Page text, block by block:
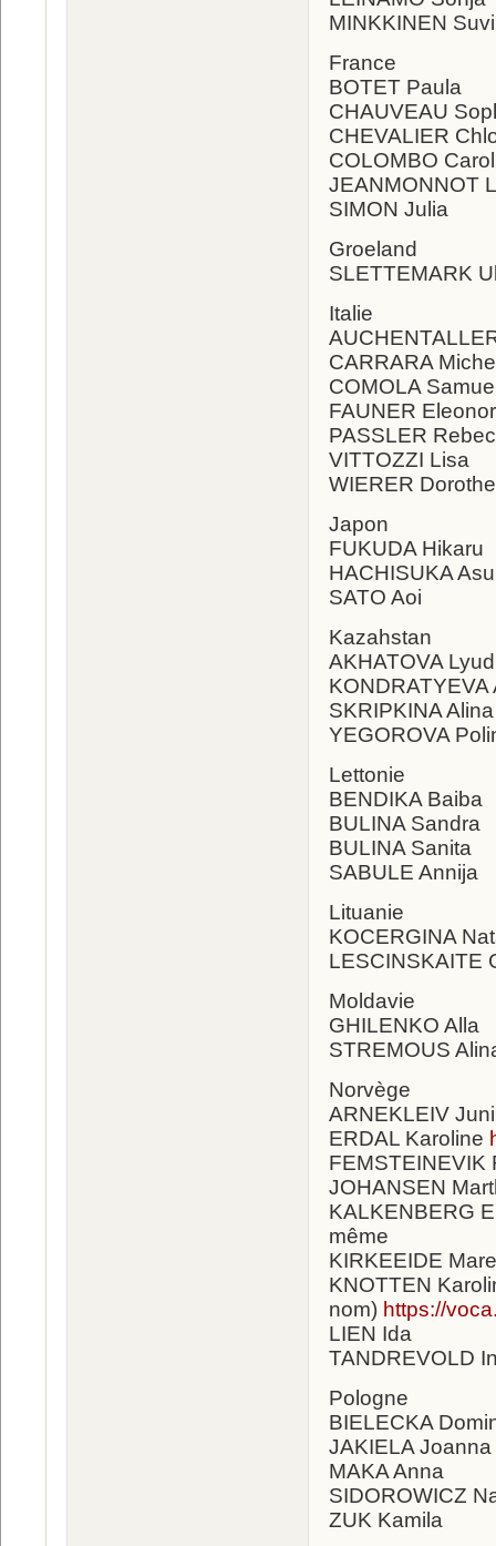
MINKKINEN Suvi
France
BOTET Paula
CHAUVEAU
CHEVALIER
COLOMBO
JEANMONNOT
SIMON Julia
Groeland
SLETTEMARK
Italie
CARRARA
COMOLA
FAUNER
PASSLER
VITTOZZI Lisa
WIERER
Japon
FUKUDA Hikaru
HACHISUKA
SATO Aoi
Kazahstan
AKHATOVA
SKRIPKINA Alina
YEGOROVA
Lettonie
BENDIKA Baiba
BULINA Sandra
BULINA Sanita
SABULE Annija
Lituanie
KOCERGINA
LESCINSKAITE
Moldavie
GHILENKO Alla
STREMOUS
Norvège
ARNEKLEIV Juni
ERDAL Karoline
FEMSTEINEVIK
JOHANSEN
KALKENBERG
même
KIRKEEIDE
KNOTTEN
nom) https://
LIEN Ida
TANDREVOLD
Pologne
BIELECKA
JAKIELA Joanna
MAKA Anna
SIDOROWICZ
ZUK Kamila